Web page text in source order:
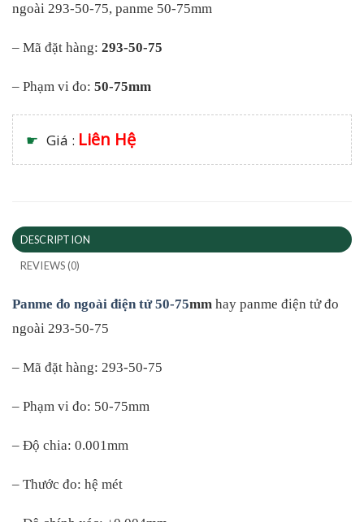
ngoài 293-50-75, panme 50-75mm
– Mã đặt hàng: 293-50-75
– Phạm vi đo: 50-75mm
☛ Giá : Liên Hệ
DESCRIPTION
REVIEWS (0)
Panme đo ngoài điện tử 50-75mm hay panme điện tử đo
ngoài 293-50-75
– Mã đặt hàng: 293-50-75
– Phạm vi đo: 50-75mm
– Độ chia: 0.001mm
– Thước đo: hệ mét